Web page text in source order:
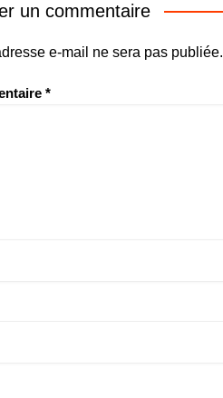
un commentaire
e-mail ne sera pas publiée.
*